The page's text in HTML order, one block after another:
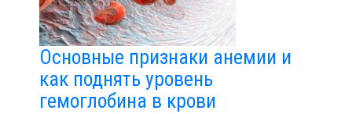
Основные признаки анемии и
как поднять уровень
гемоглобина в крови